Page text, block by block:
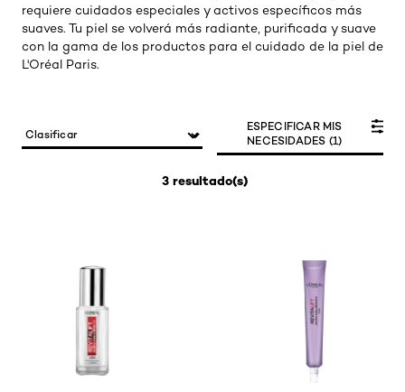
requiere cuidados especiales y activos específicos más
suaves. Tu piel se volverá más radiante, purificada y suave
con la gama de los productos para el cuidado de la piel de
L'Oréal Paris.
3 resultado(s)
ESPECIFICAR MIS
NECESIDADES (1)